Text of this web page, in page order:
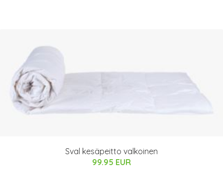
Sval kesäpeitto valkoinen
99.95 EUR